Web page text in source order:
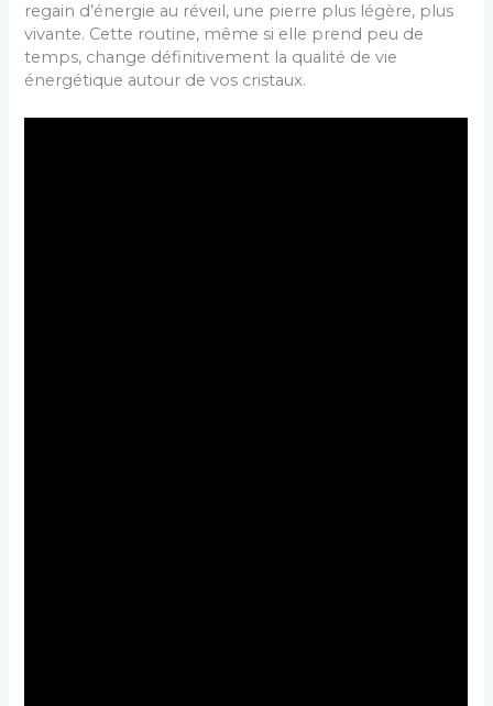
regain d’énergie au réveil, une pierre plus légère, plus
vivante. Cette routine, même si elle prend peu de
temps, change définitivement la qualité de vie
énergétique autour de vos cristaux.